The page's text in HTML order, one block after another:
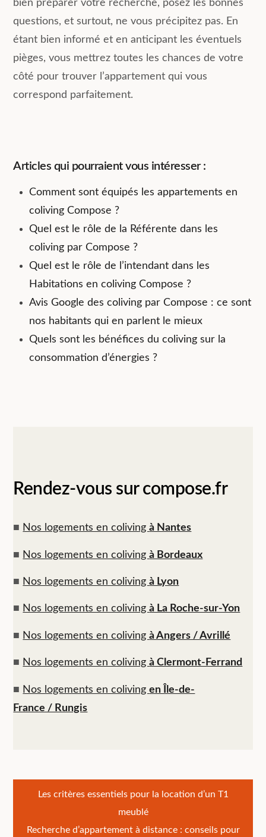
bien préparer votre recherche, posez les bonnes
questions, et surtout, ne vous précipitez pas. En
étant bien informé et en anticipant les éventuels
pièges, vous mettrez toutes les chances de votre
côté pour trouver l’appartement qui vous
correspond parfaitement.
Articles qui pourraient vous intéresser :
Comment sont équipés les appartements en
coliving Compose ?
Quel est le rôle de la Référente dans les
coliving par Compose ?
Quel est le rôle de l’intendant dans les
Habitations en coliving Compose ?
Avis Google des coliving par Compose : ce sont
nos habitants qui en parlent le mieux
Quels sont les bénéfices du coliving sur la
consommation d’énergies ?
Rendez-vous sur compose.fr
■ Nos logements en colivingà Nantes
■ Nos logements en colivingà Bordeaux
■ Nos logements en colivingà Lyon
■ Nos logements en colivingà La Roche-sur-Yon
■ Nos logements en colivingà Angers / Avrillé
■ Nos logements en colivingà Clermont-Ferrand
■ Nos logements en colivingen Île-de-
France / Rungis
Navigation
de
Les critères essentiels pour la location d’un T1
meublé
Recherche d’appartement à distance : conseils pour